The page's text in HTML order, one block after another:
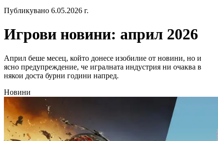
Публикувано 6.05.2026 г.
Игрови новини: април 2026
Април беше месец, който донесе изобилие от новини, но и
ясно предупреждение, че игралната индустрия ни очаква в
някои доста бурни години напред.
Новини